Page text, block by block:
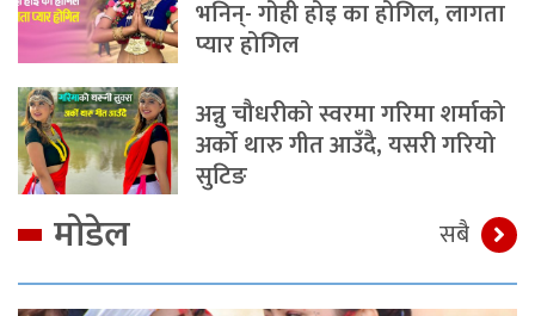
भनिन्- गोही होइ का होगिल, लागता
प्यार होगिल
अन्नु चौधरीको स्वरमा गरिमा शर्माको
अर्को थारु गीत आउँदै, यसरी गरियो
सुटिङ
मोडेल सबै